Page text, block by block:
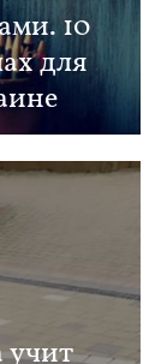
10
для
учит